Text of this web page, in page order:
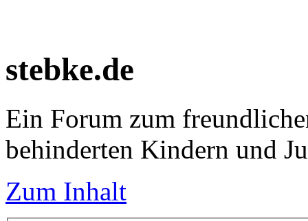
stebke.de
Ein Forum zum
behinderten Kindern und
Zum Inhalt